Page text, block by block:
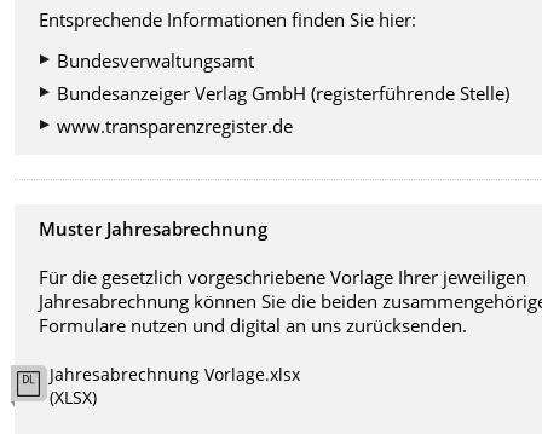
Entsprechende Informationen finden Sie hier:
Bundesverwaltungsamt
Bundesanzeiger Verlag GmbH (registerführende Stelle)
www.transparenzregister.de
Muster Jahresabrechnung
Für die gesetzlich vorgeschriebene Vorlage Ihrer jeweiligen
Jahresabrechnung können Sie die beiden
Formulare nutzen und digital an uns zurücksenden.
Jahresabrechnung Vorlage.xlsx
(XLSX)